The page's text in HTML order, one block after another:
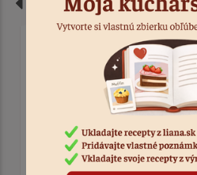
Sviečka trblietavá zlatá